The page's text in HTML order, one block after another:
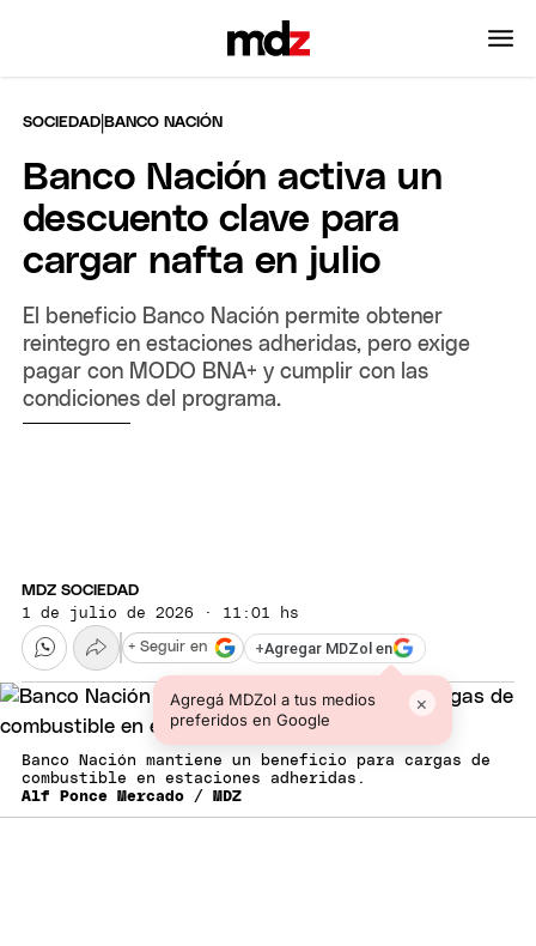
SOCIEDAD |BANCO NACIÓN
Banco Nación activa un
descuento clave para
cargar nafta en julio
El beneficio Banco Nación permite obtener
reintegro en estaciones adheridas, pero exige
pagar con MODO BNA+ y cumplir con las
condiciones del programa.
MDZ SOCIEDAD
1 de julio de 2026 · 11:01 hs
+Agregar MDZol en
Agregá MDZol a tus medios
preferidos en Google
×
+ Seguir en
Banco Nación mantiene un beneficio para cargas de
combustible en estaciones adheridas.
Alf Ponce Mercado / MDZ